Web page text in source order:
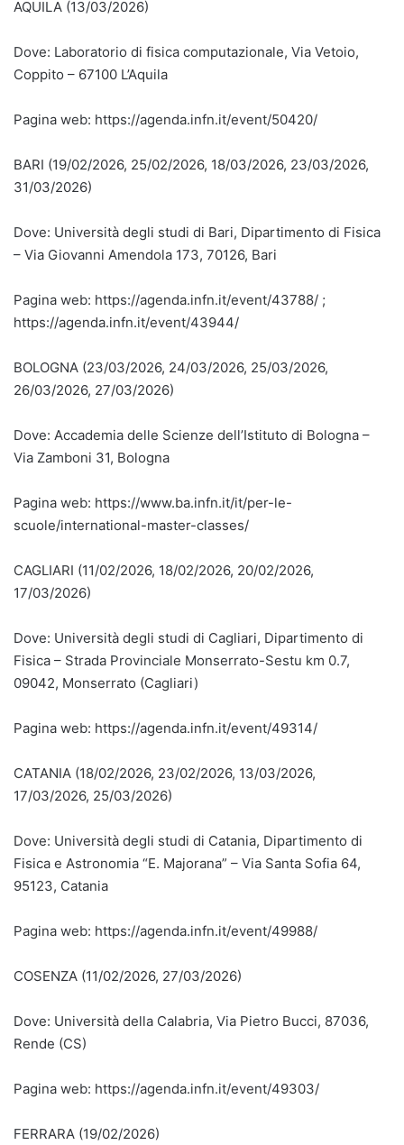
AQUILA (13/03/2026)
Dove: Laboratorio di fisica computazionale, Via Vetoio,
Coppito – 67100 L’Aquila
Pagina web: https://agenda.infn.it/event/50420/
BARI (19/02/2026, 25/02/2026, 18/03/2026, 23/03/2026,
31/03/2026)
Dove: Università degli studi di Bari, Dipartimento di Fisica
– Via Giovanni Amendola 173, 70126, Bari
Pagina web: https://agenda.infn.it/event/43788/ ;
https://agenda.infn.it/event/43944/
BOLOGNA (23/03/2026, 24/03/2026, 25/03/2026,
26/03/2026, 27/03/2026)
Dove: Accademia delle Scienze dell’Istituto di Bologna –
Via Zamboni 31, Bologna
Pagina web: https://www.ba.infn.it/it/per-le-
scuole/international-master-classes/
CAGLIARI (11/02/2026, 18/02/2026, 20/02/2026,
17/03/2026)
Dove: Università degli studi di Cagliari, Dipartimento di
Fisica – Strada Provinciale Monserrato-Sestu km 0.7,
09042, Monserrato (Cagliari)
Pagina web: https://agenda.infn.it/event/49314/
CATANIA (18/02/2026, 23/02/2026, 13/03/2026,
17/03/2026, 25/03/2026)
Dove: Università degli studi di Catania, Dipartimento di
Fisica e Astronomia “E. Majorana” – Via Santa Sofia 64,
95123, Catania
Pagina web: https://agenda.infn.it/event/49988/
COSENZA (11/02/2026, 27/03/2026)
Dove: Università della Calabria, Via Pietro Bucci, 87036,
Rende (CS)
Pagina web: https://agenda.infn.it/event/49303/
FERRARA (19/02/2026)